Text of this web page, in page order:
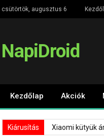
csütörtök, augusztus 6
NapiDroid
Kezdőlap Akciók
Kiárusítás Xiaomi kütyük